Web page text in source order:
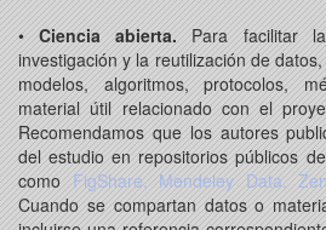
•Ciencia abierta.Para facilitar la
investigación y la reutilización de
modelos, algoritmos, protocolos,
material útil relacionado con el
Recomendamos que los autores
del estudio en repositorios públicos
comoFigShare, Mendeley Data,
Cuando se compartan datos o